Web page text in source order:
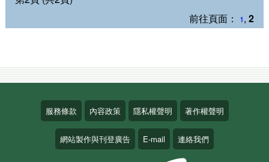
前往頁面：
1, 2
服務條款 內容政策 隱私權聲明 著作權聲明
網站製作與刊登廣告 E-mail 連絡我們